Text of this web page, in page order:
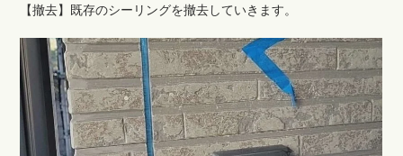
【撤去】既存のシーリングを撤去していきます。